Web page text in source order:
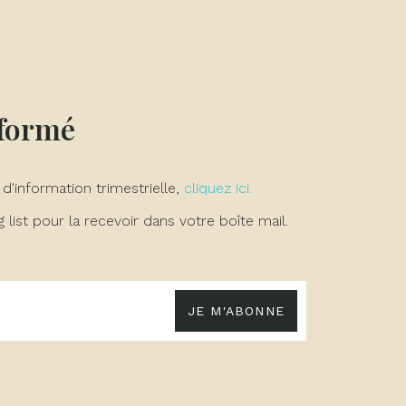
trimestrielle, cliquez ici.
list pour la recevoir dans votre boîte mail.
JE M'ABONNE